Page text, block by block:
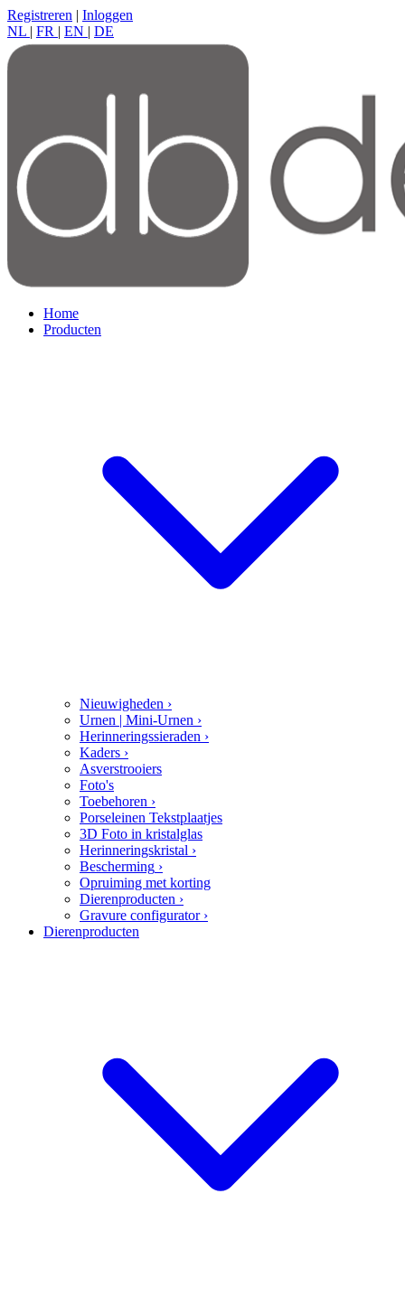
Registreren | Inloggen
NL | FR | EN | DE
Home
Producten
Nieuwigheden ›
Urnen | Mini-Urnen ›
Herinneringssieraden ›
Kaders ›
Asverstrooiers
Foto's
Toebehoren ›
Porseleinen Tekstplaatjes
3D Foto in kristalglas
Herinneringskristal ›
Bescherming ›
Opruiming met korting
Dierenproducten ›
Gravure configurator ›
Dierenproducten